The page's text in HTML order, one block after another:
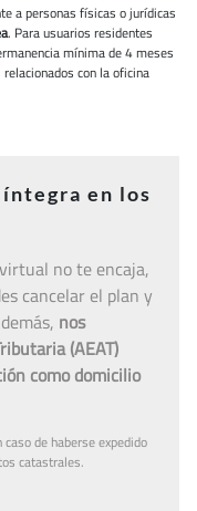
a personas físicas o jurídicas
. Para usuarios residentes
mínima de 4 meses
con la oficina
en los
no te encaja,
cancelar el plan y
nos
(AEAT)
como domicilio
de haberse expedido
catastrales.